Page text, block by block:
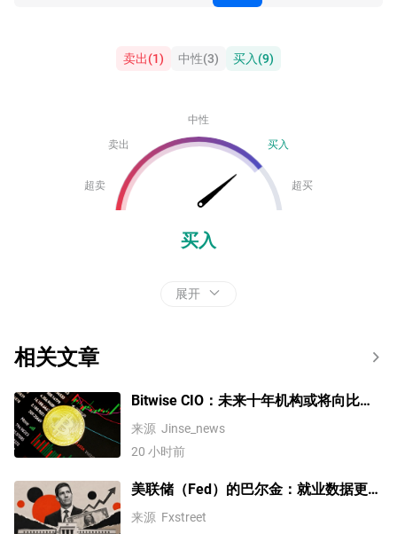
卖出(1) 中性(3) 买入(9)
中性
卖出
买入
超卖 超买
买入
展开
相关文章
Bitwise CIO：未来十年机构或将向比特
币注入数万亿美元
来源 Jinse_news
20 小时前
美联储（Fed）的巴尔金：就业数据更像
是低招聘、低裁员
来源 Fxstreet